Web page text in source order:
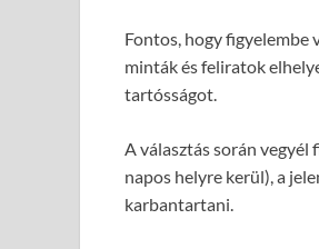
Fontos, hogy figyelembe
minták és feliratok
tartósságot.
A választás során
napos helyre kerül), a
karbantartani.